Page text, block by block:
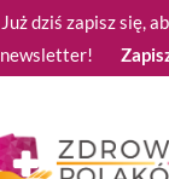
Już dziś zapisz się,
newsletter!